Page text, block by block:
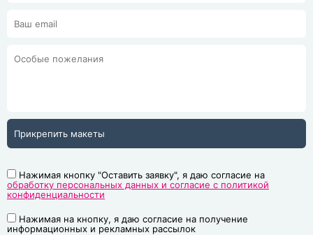
Прикрепить макеты
Нажимая кнопку "Оставить заявку", я даю согласие на
обработку персональных данных и согласие с политикой
конфиденциальности
Нажимая на кнопку, я даю согласие на получение
информационных и рекламных рассылок